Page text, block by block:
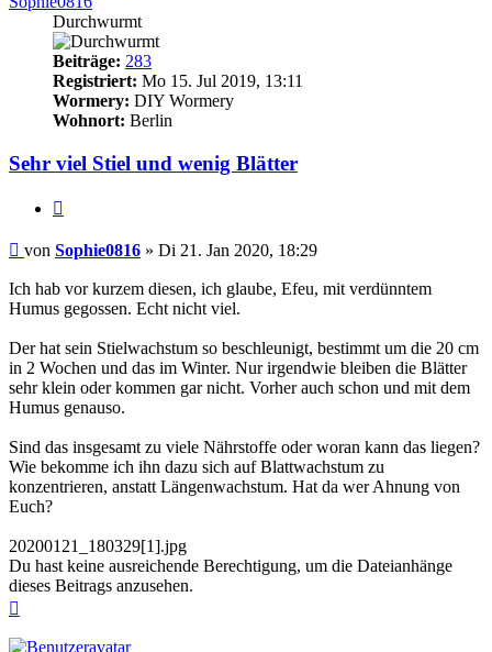
Durchwurmt
Beiträge: 283
Registriert: Mo 15. Jul 2019, 13:11
Wormery: DIY Wormery
Wohnort: Berlin
Sehr viel Stiel und wenig Blätter
Beitrag
von Sophie0816 » Di 21. Jan 2020, 18:29
Ich hab vor kurzem diesen, ich glaube, Efeu, mit verdünntem
Humus gegossen. Echt nicht viel.
Der hat sein Stielwachstum so beschleunigt, bestimmt um die 20 cm
in 2 Wochen und das im Winter. Nur irgendwie bleiben die Blätter
sehr klein oder kommen gar nicht. Vorher auch schon und mit dem
Humus genauso.
Sind das insgesamt zu viele Nährstoffe oder woran kann das liegen?
Wie bekomme ich ihn dazu sich auf Blattwachstum zu
konzentrieren, anstatt Längenwachstum. Hat da wer Ahnung von
Euch?
20200121_180329[1].jpg
Du hast keine ausreichende Berechtigung, um die Dateianhänge
dieses Beitrags anzusehen.